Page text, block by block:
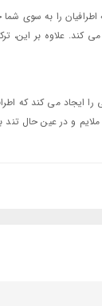
اطرافیان را به
علاوه بر این،
ایجاد می کند که
و در عین حال
و چوب در پایه